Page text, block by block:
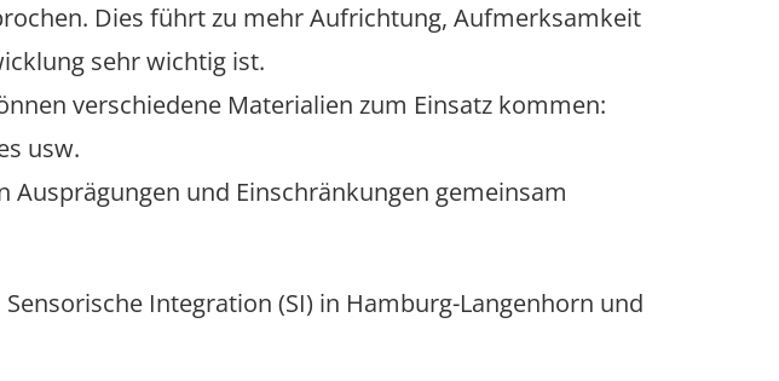
Dies führt zu mehr Aufrichtung, Aufmerksamkeit
sehr wichtig ist.
verschiedene Materialien zum Einsatz kommen:
usw.
und Einschränkungen gemeinsam
Integration (SI) in Hamburg-Langenhorn und